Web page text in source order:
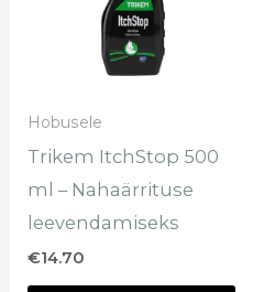
Hobusele
Trikem ItchStop 500
ml – Nahaärrituse
leevendamiseks
€14.70